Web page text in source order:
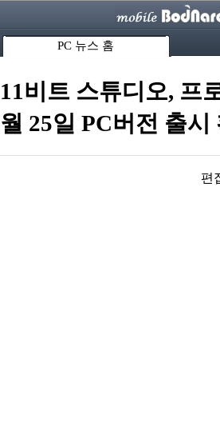
PC 뉴스 홈
11비트 스튜디오, 프
월 25일 PC버전 출시
편